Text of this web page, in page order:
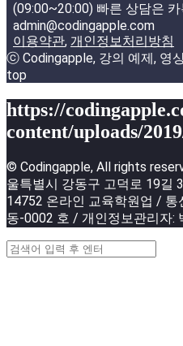
(09:00~20:00) 빠른 상담은
admin@codingapple.com
이용약관, 개인정보처리방침
ⓒ Codingapple, 강의 예제, 영
top
https://
content/uploads/
© Codingapple, All rights
울특별시 강동구 고덕로 19길
14752 온라인 교육학원업 /
동-0002 호 / 개인정보관리자: